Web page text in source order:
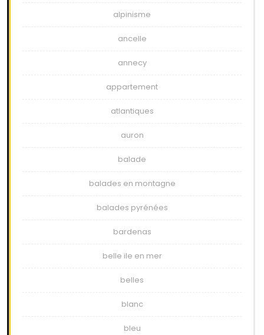
alpinisme
ancelle
annecy
appartement
atlantiques
auron
balade
balades en montagne
balades pyrénées
bardenas
belle ile en mer
belles
blanc
bleu